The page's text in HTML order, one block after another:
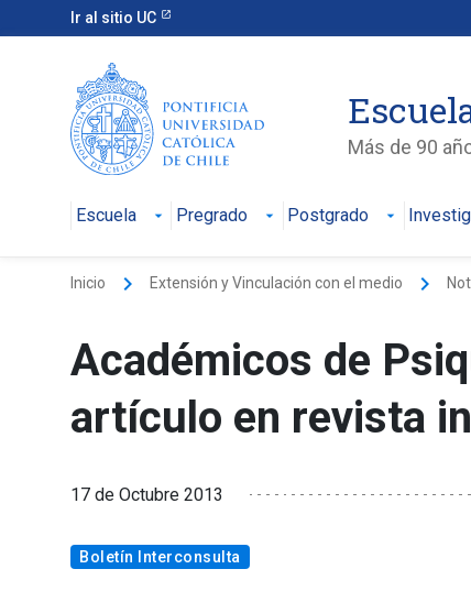
Ir al sitio UC
Más de 90
Escuela Pregrado Postgrado
Inicio keyboard_arrow_right Extensión y Vinculación con el medio keyboard_arrow_right
Académicos de
artículo en revista
17 de Octubre 2013
Boletín Interconsulta